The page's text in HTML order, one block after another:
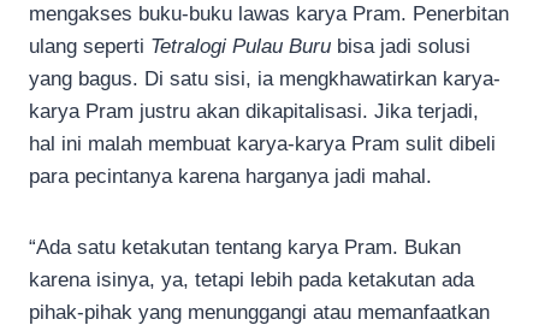
mengakses buku-buku lawas karya Pram. Penerbitan
ulang seperti Tetralogi Pulau Buru bisa jadi solusi
yang bagus. Di satu sisi, ia mengkhawatirkan karya-
karya Pram justru akan dikapitalisasi. Jika terjadi,
hal ini malah membuat karya-karya Pram sulit dibeli
para pecintanya karena harganya jadi mahal.
“Ada satu ketakutan tentang karya Pram. Bukan
karena isinya, ya, tetapi lebih pada ketakutan ada
pihak-pihak yang menunggangi atau memanfaatkan